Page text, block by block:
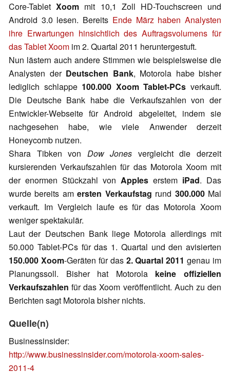
Core-TabletXoom mit 10,1 Zoll HD-Touchscreen und
Android 3.0 lesen. Bereits Ende März haben Analysten
ihre Erwartungen hinsichtlich des Auftragsvolumens für
das Tablet Xoom im 2. Quartal 2011 heruntergestuft.
Nun lästern auch andere Stimmen wie beispielsweise die
Analysten der Deutschen Bank, Motorola habe bisher
lediglich schlappe 100.000 Xoom Tablet-PCs verkauft.
Die Deutsche Bank habe die Verkaufszahlen von der
Entwickler-Webseite für Android abgeleitet, indem sie
nachgesehen habe, wie viele Anwender derzeit
Honeycomb nutzen.
Shara Tibken von Dow Jones vergleicht die derzeit
kursierenden Verkaufszahlen für das Motorola Xoom mit
der enormen Stückzahl von Apples erstem iPad. Das
wurde bereits amersten Verkaufstag rund 300.000Mal
verkauft. Im Vergleich laufe es für das Motorola Xoom
weniger spektakulär.
Laut der Deutschen Bank liege Motorola allerdings mit
50.000 Tablet-PCs für das 1. Quartal und den avisierten
150.000 Xoom-Geräten für das 2. Quartal 2011 genau im
Planungssoll. Bisher hat Motorola keine offiziellen
Verkaufszahlen für das Xoom veröffentlicht. Auch zu den
Berichten sagt Motorola bisher nichts.
Quelle(n)
Businessinsider:
http://www.businessinsider.com/motorola-xoom-sales-
2011-4